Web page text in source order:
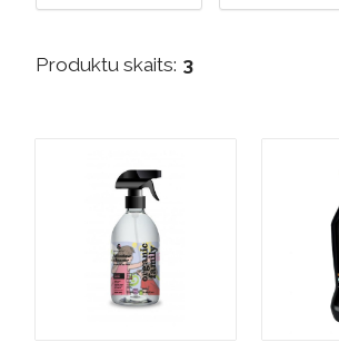
Produktu skaits: 3